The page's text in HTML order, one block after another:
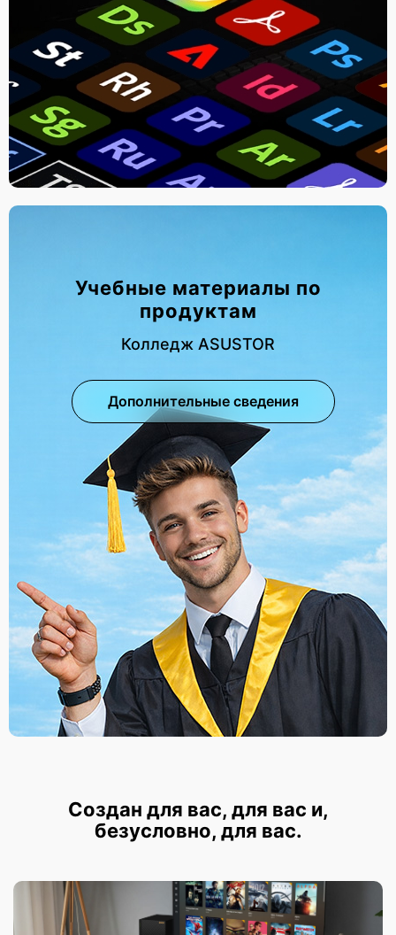
Учебные материалы по
продуктам
Колледж ASUSTOR
Дополнительные сведения
Создан для вас, для вас и,
безусловно, для вас.